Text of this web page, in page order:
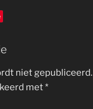
niet gepubliceerd.
met*